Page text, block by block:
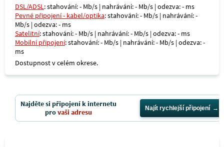
DSL/ADSL: stahování: - Mb/s | nahrávání: - Mb/s | odezva: - ms
Pevné připojení - kabel/optika: stahování: - Mb/s | nahrávání: -
Mb/s | odezva: - ms
Satelitní: stahování: - Mb/s | nahrávání: - Mb/s | odezva: - ms
Mobilní připojení: stahování: - Mb/s | nahrávání: - Mb/s | odezva: -
ms
Dostupnost v celém okrese.
Najděte si připojení k internetu
provaši adresu Najít rychlejší připojení